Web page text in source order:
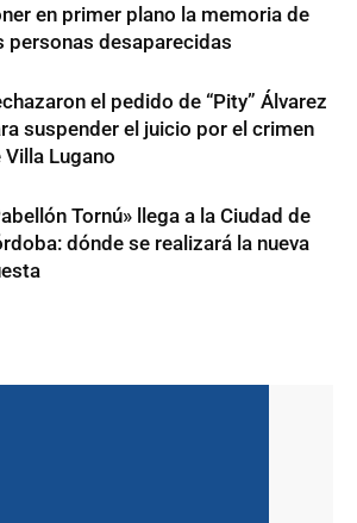
en primer plano la memoria de
personas desaparecidas
el pedido de “Pity” Álvarez
suspender el juicio por el crimen
Villa Lugano
Tornú» llega a la Ciudad de
dónde se realizará la nueva